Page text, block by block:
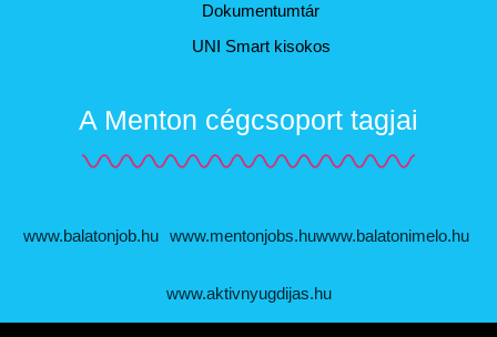
A Menton cégcsoport tagjai
www.balatonjob.hu www.mentonjobs.huwww.balatonimelo.hu
www.aktivnyugdijas.hu
Dokumentumtár
UNI Smart kisokos